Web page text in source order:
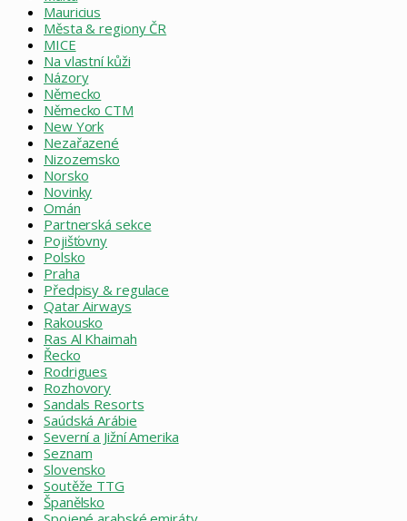
Mauricius
Města & regiony ČR
MICE
Na vlastní kůži
Názory
Německo
Německo CTM
New York
Nezařazené
Nizozemsko
Norsko
Novinky
Omán
Partnerská sekce
Pojišťovny
Polsko
Praha
Předpisy & regulace
Qatar Airways
Rakousko
Ras Al Khaimah
Řecko
Rodrigues
Rozhovory
Sandals Resorts
Saúdská Arábie
Severní a Jižní Amerika
Seznam
Slovensko
Soutěže TTG
Španělsko